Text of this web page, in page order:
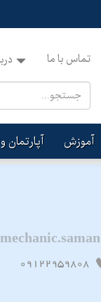
تماس با ما
آموزش آپارتمان
09122959808